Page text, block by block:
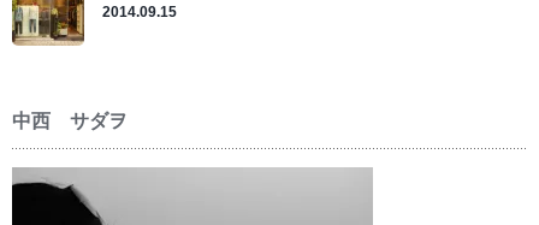
2014.09.15
中西 サダヲ